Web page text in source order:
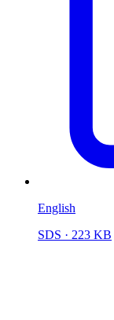
English
SDS · 223 KB